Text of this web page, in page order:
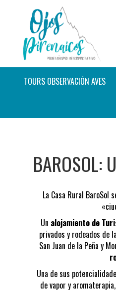
TOURS OBSERVACIÓN AVES
La Casa Rural BaroSol
Un alojamiento de
privados y rodeados de
San Juan de la Peña y
Una de sus
de vapor y